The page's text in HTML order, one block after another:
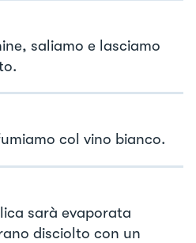
saliamo e lasciamo
col vino bianco.
sarà evaporata
disciolto con un